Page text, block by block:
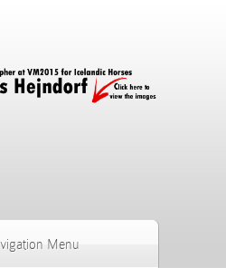
Menu